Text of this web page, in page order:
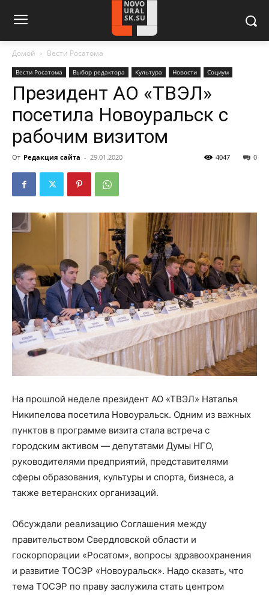
Домой Вести Росатома
Вести Росатома Выбор редактора Культура Новости Социум
Президент АО «ТВЭЛ»
посетила Новоуральск с
рабочим визитом
От Редакция сайта - 29.01.2020 0
4047
На прошлой неделе президент АО «ТВЭЛ» Наталья
Никипелова посетила Новоуральск. Одним из важных
пунктов в программе визита стала встреча с
городским активом — депутатами Думы НГО,
руководителями предприятий, представителями
сферы образования, культуры и спорта, бизнеса, а
также ветеранских организаций.
Обсуждали реализацию Соглашения между
правительством Свердловской области и
госкорпорации «Росатом», вопросы здравоохранения
и развитие ТОСЭР «Новоуральск». Надо сказать, что
тема ТОСЭР по праву заслужила стать центром